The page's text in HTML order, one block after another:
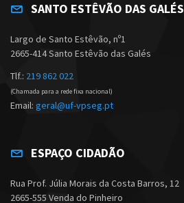
SANTO ESTÊVÃO DAS GALÉS
Largo de Santo Estêvão, nº1
2665-414 Santo Estêvão das Galés
Tlf.: 219 862 022
(Chamada para a rede fixa nacional)
Email: geral@uf-vpseg.pt
ESPAÇO CIDADÃO
Rua Prof. Júlia Morais da Costa Barros, 12
2665-555 Venda do Pinheiro